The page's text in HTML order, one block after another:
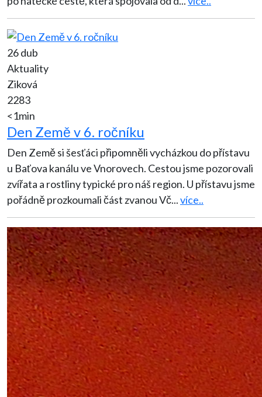
26 dub
Aktuality
Ziková
2283
<1min
Den Země v 6. ročníku
Den Země si šesťáci připomněli vycházkou do přístavu
u Baťova kanálu ve Vnorovech. Cestou jsme pozorovali
zvířata a rostliny typické pro náš region. U přístavu jsme
pořádně prozkoumali část zvanou Vč...více..